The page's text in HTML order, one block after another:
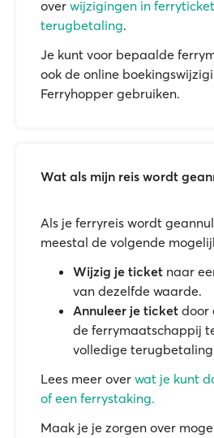
over wijzigingen in
terugbetaling.
Je kunt voor bepaalde
ook de online
Ferryhopper gebruiken.
Wat als mijn reis wordt
Als je ferryreis wordt
meestal de volgende
Wijzig je ticket naar
van dezelfde waarde.
Annuleer je ticket door
de ferrymaatschappij
volledige
Lees meer over wat je kunt
of een ferrystaking.
Maak je je zorgen over